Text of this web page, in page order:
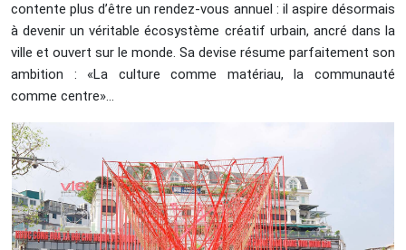
contente plus d’être un rendez-vous annuel : il aspire désormais
à devenir un véritable écosystème créatif urbain, ancré dans la
ville et ouvert sur le monde. Sa devise résume parfaitement son
ambition : «La culture comme matériau, la communauté
comme centre»...